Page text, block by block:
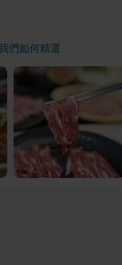
們如何精選